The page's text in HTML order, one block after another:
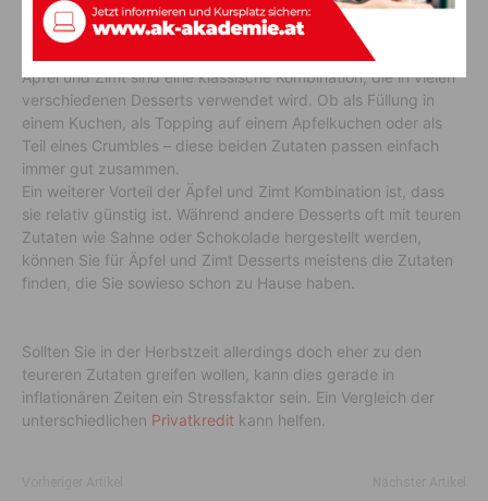
Die günstige Alternative
Äpfel und Zimt sind eine klassische Kombination, die in vielen
verschiedenen Desserts verwendet wird. Ob als Füllung in
einem Kuchen, als Topping auf einem Apfelkuchen oder als
Teil eines Crumbles – diese beiden Zutaten passen einfach
immer gut zusammen.
Ein weiterer Vorteil der Äpfel und Zimt Kombination ist, dass
sie relativ günstig ist. Während andere Desserts oft mit teuren
Zutaten wie Sahne oder Schokolade hergestellt werden,
können Sie für Äpfel und Zimt Desserts meistens die Zutaten
finden, die Sie sowieso schon zu Hause haben.
Sollten Sie in der Herbstzeit allerdings doch eher zu den
teureren Zutaten greifen wollen, kann dies gerade in
inflationären Zeiten ein Stressfaktor sein. Ein Vergleich der
unterschiedlichen Privatkredit kann helfen.